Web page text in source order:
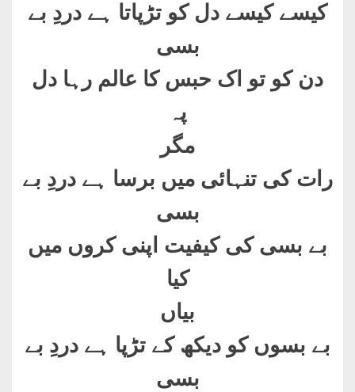
کیسے کیسے دل کو تڑپاتا ہے دردِ بے
بسی
دن کو تو اک حبس کا عالم رہا دل
پہ
مگر
رات کی تنہائی میں برسا ہے دردِ بے
بسی
بے بسی کی کیفیت اپنی کروں میں
کیا
بیاں
بے بسوں کو دیکھ کے تڑپا ہے دردِ بے
بسی